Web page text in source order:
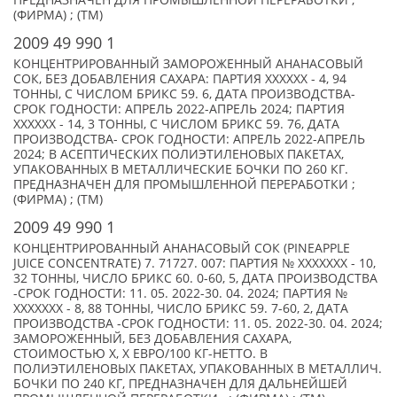
(ФИРМА) ; (TM)
2009 49 990 1
КОНЦЕНТРИРОВАННЫЙ ЗАМОРОЖЕННЫЙ АНАНАСОВЫЙ
СОК, БЕЗ ДОБАВЛЕНИЯ САХАРА: ПАРТИЯ XXXXXX - 4, 94
ТОННЫ, С ЧИСЛОМ БРИКС 59. 6, ДАТА ПРОИЗВОДСТВА-
СРОК ГОДНОСТИ: АПРЕЛЬ 2022-АПРЕЛЬ 2024; ПАРТИЯ
XXXXXX - 14, 3 ТОННЫ, С ЧИСЛОМ БРИКС 59. 76, ДАТА
ПРОИЗВОДСТВА- СРОК ГОДНОСТИ: АПРЕЛЬ 2022-АПРЕЛЬ
2024; В АСЕПТИЧЕСКИХ ПОЛИЭТИЛЕНОВЫХ ПАКЕТАХ,
УПАКОВАННЫХ В МЕТАЛЛИЧЕСКИЕ БОЧКИ ПО 260 КГ.
ПРЕДНАЗНАЧЕН ДЛЯ ПРОМЫШЛЕННОЙ ПЕРЕРАБОТКИ ;
(ФИРМА) ; (TM)
2009 49 990 1
КОНЦЕНТРИРОВАННЫЙ АНАНАСОВЫЙ СОК (PINEAPPLE
JUICE CONCENTRATE) 7. 71727. 007: ПАРТИЯ № XXXXXXX - 10,
32 ТОННЫ, ЧИСЛО БРИКС 60. 0-60, 5, ДАТА ПРОИЗВОДСТВА
-СРОК ГОДНОСТИ: 11. 05. 2022-30. 04. 2024; ПАРТИЯ №
XXXXXXX - 8, 88 ТОННЫ, ЧИСЛО БРИКС 59. 7-60, 2, ДАТА
ПРОИЗВОДСТВА -СРОК ГОДНОСТИ: 11. 05. 2022-30. 04. 2024;
ЗАМОРОЖЕННЫЙ, БЕЗ ДОБАВЛЕНИЯ САХАРА,
СТОИМОСТЬЮ X, X ЕВРО/100 КГ-НЕТТО. В
ПОЛИЭТИЛЕНОВЫХ ПАКЕТАХ, УПАКОВАННЫХ В МЕТАЛЛИЧ.
БОЧКИ ПО 240 КГ, ПРЕДНАЗНАЧЕН ДЛЯ ДАЛЬНЕЙШЕЙ